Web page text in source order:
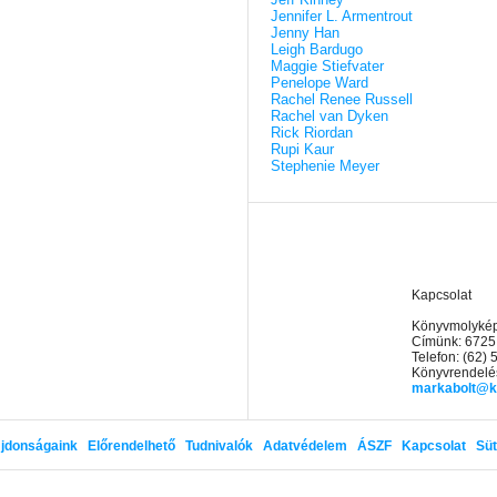
Jennifer L. Armentrout
Jenny Han
Leigh Bardugo
Maggie Stiefvater
Penelope Ward
Rachel Renee Russell
Rachel van Dyken
Rick Riordan
Rupi Kaur
Stephenie Meyer
Kapcsolat
Címünk:
Telefon: (62)
Előrendelhető Tudnivalók Adatvédelem ÁSZF Kapcsolat